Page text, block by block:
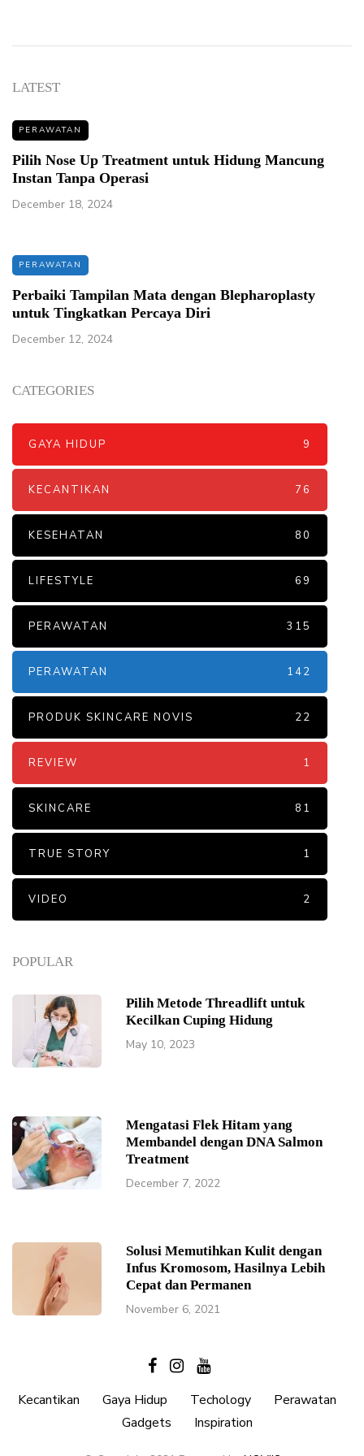
POPULAR
Pilih Metode Threadlift untuk
Kecilkan Cuping Hidung
May 10, 2023
Mengatasi Flek Hitam yang
Membandel dengan DNA Salmon
Treatment
December 7, 2022
Solusi Memutihkan Kulit dengan
Infus Kromosom, Hasilnya Lebih
Cepat dan Permanen
November 6, 2021
LATEST
PERAWATAN
Pilih Nose Up Treatment untuk Hidung Mancung
Instan Tanpa Operasi
December 18, 2024
PERAWATAN
Perbaiki Tampilan Mata dengan Blepharoplasty
untuk Tingkatkan Percaya Diri
December 12, 2024
CATEGORIES
GAYA HIDUP 9
KECANTIKAN 76
KESEHATAN 80
LIFESTYLE 69
PERAWATAN 315
PERAWATAN 142
PRODUK SKINCARE NOVIS 22
REVIEW 1
SKINCARE 81
TRUE STORY 1
VIDEO 2
Kecantikan Gaya Hidup Techology
Perawatan
Gadgets
Inspiration